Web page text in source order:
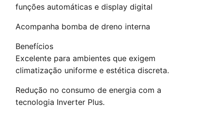
funções automáticas e display digital
Acompanha bomba de dreno interna
Benefícios
Excelente para ambientes que exigem
climatização uniforme e estética discreta.
Redução no consumo de energia com a
tecnologia Inverter Plus.